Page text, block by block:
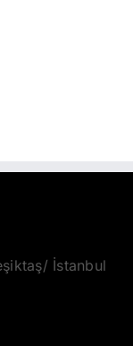
İstanbul